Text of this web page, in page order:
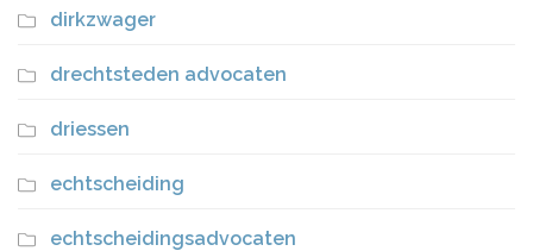
dirkzwager
drechtsteden advocaten
driessen
echtscheiding
echtscheidingsadvocaten